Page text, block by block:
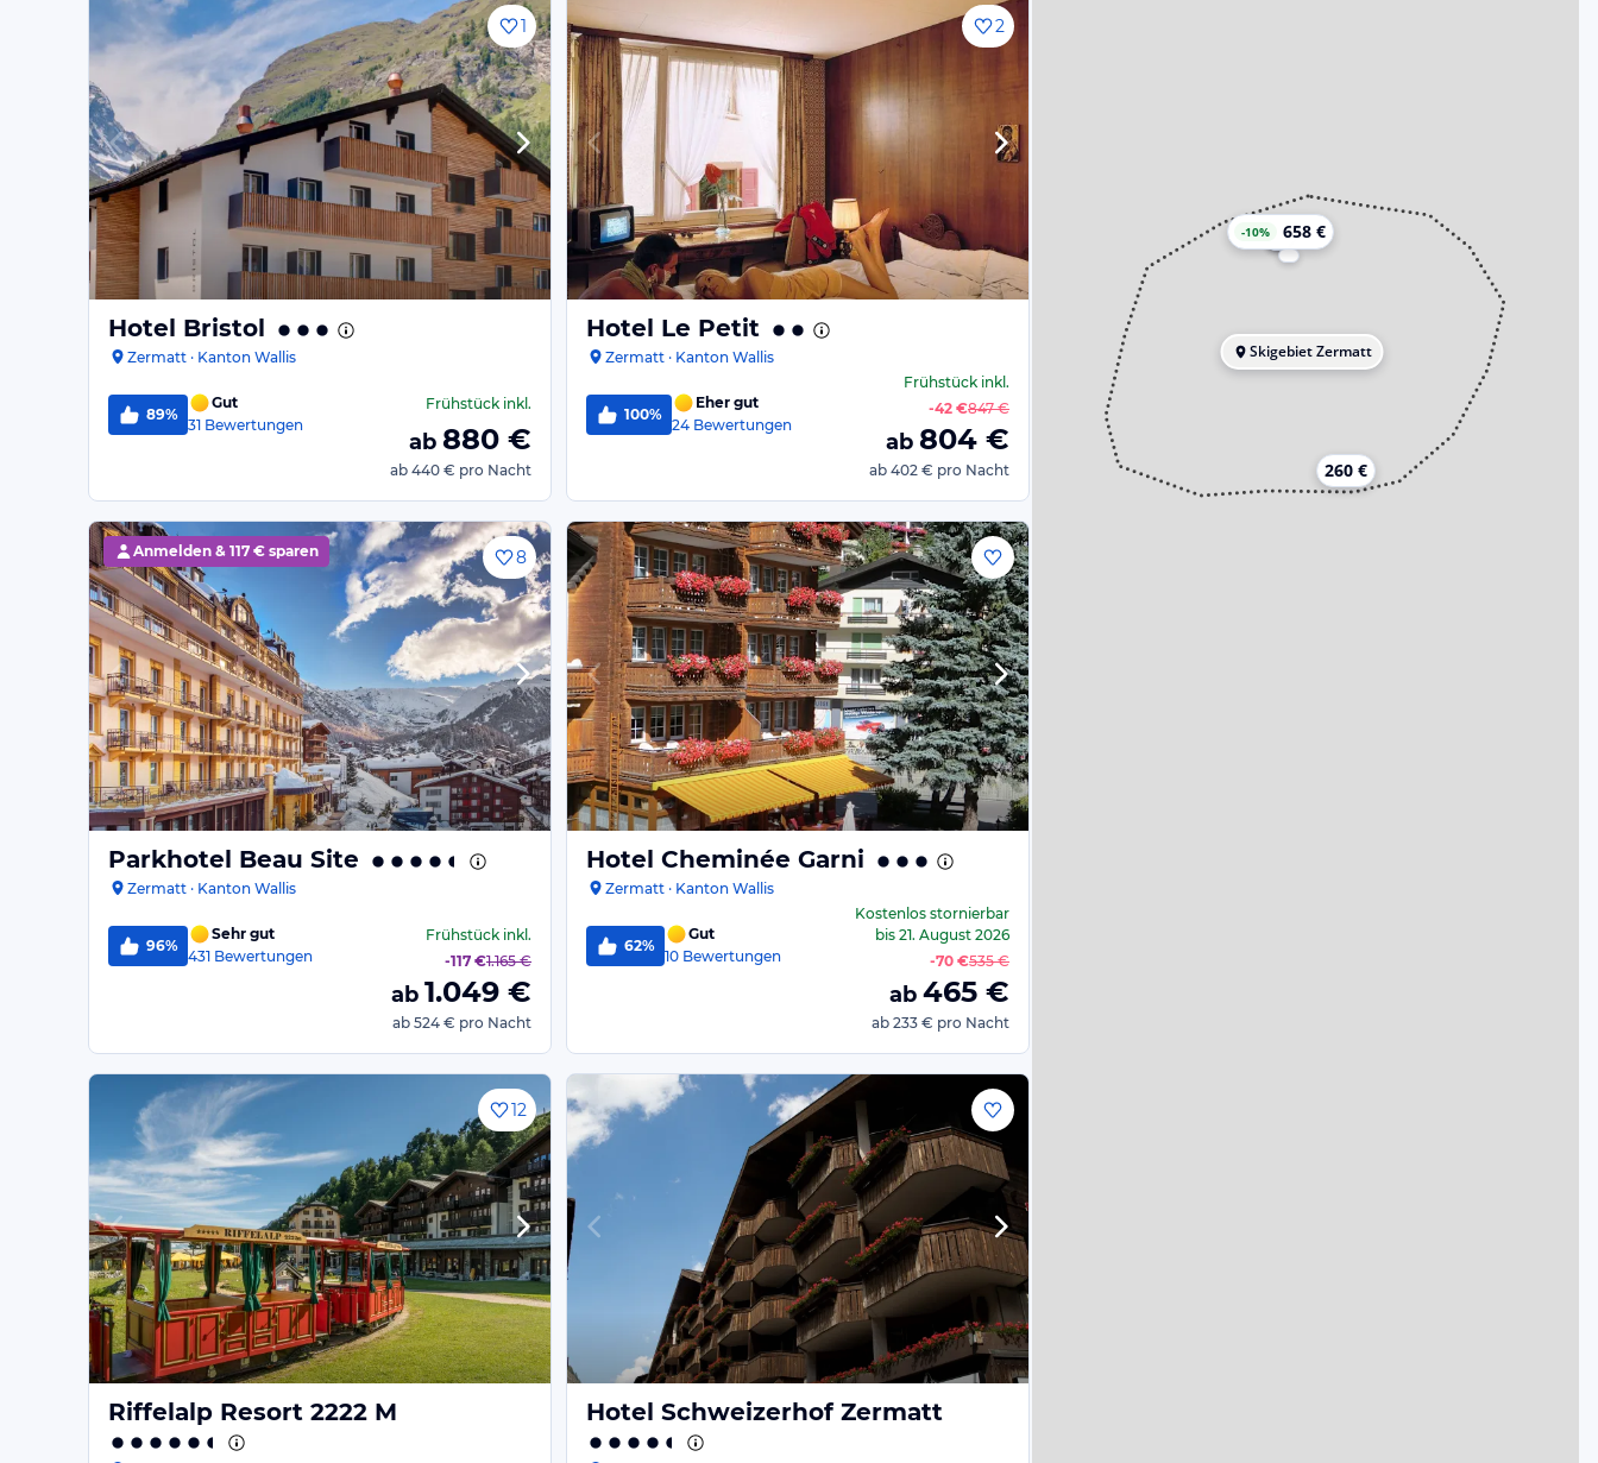
1
Hotel Bristol
Zermatt · Kanton Wallis
89%
Gut
31 Bewertungen
Frühstückinkl.
ab 880 €
ab 440 € pro Nacht
2
Hotel Le Petit
Zermatt · Kanton Wallis
100%
Eher gut
24 Bewertungen
Frühstückinkl.
-42 €847 €
ab 804 €
ab 402 € pro Nacht
Anmelden & 117 € sparen 8
Parkhotel Beau Site
Zermatt · Kanton Wallis
96%
Sehr gut
431 Bewertungen
Frühstückinkl.
-117 €1.165 €
ab 1.049 €
ab 524 € pro Nacht
Hotel Cheminée Garni
Zermatt · Kanton Wallis
62%
Gut
10 Bewertungen
Kostenlos stornierbar
bis 21. August 2026
-70 €535 €
ab 465 €
ab 233 € pro Nacht
12
Riffelalp Resort 2222 M Hotel Schweizerhof Zermatt
Skigebiet Zermatt
-10% 658 €
260 €